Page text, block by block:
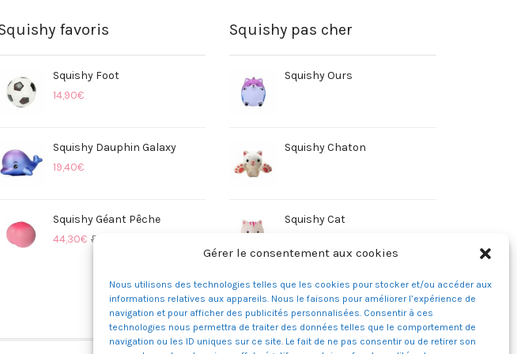
Gérer le consentement aux cookies
Nous utilisons des technologies telles que les cookies pour stocker et/ou accéder aux
informations relatives aux appareils. Nous le faisons pour améliorer l’expérience de
navigation et pour afficher des publicités personnalisées. Consentir à ces
technologies nous permettra de traiter des données telles que le comportement de
navigation ou les ID uniques sur ce site. Le fait de ne pas consentir ou de retirer son
craquements et/ou déchirures. Nos Squishies sont fabriqués
favoris
Squishy Foot
14,90€
Squishy Dauphin Galaxy
19,40€
Squishy Géant Pêche
53,70
44,30€
Squishy pas cher
Squishy Ours
Squishy Chaton
Squishy Cat